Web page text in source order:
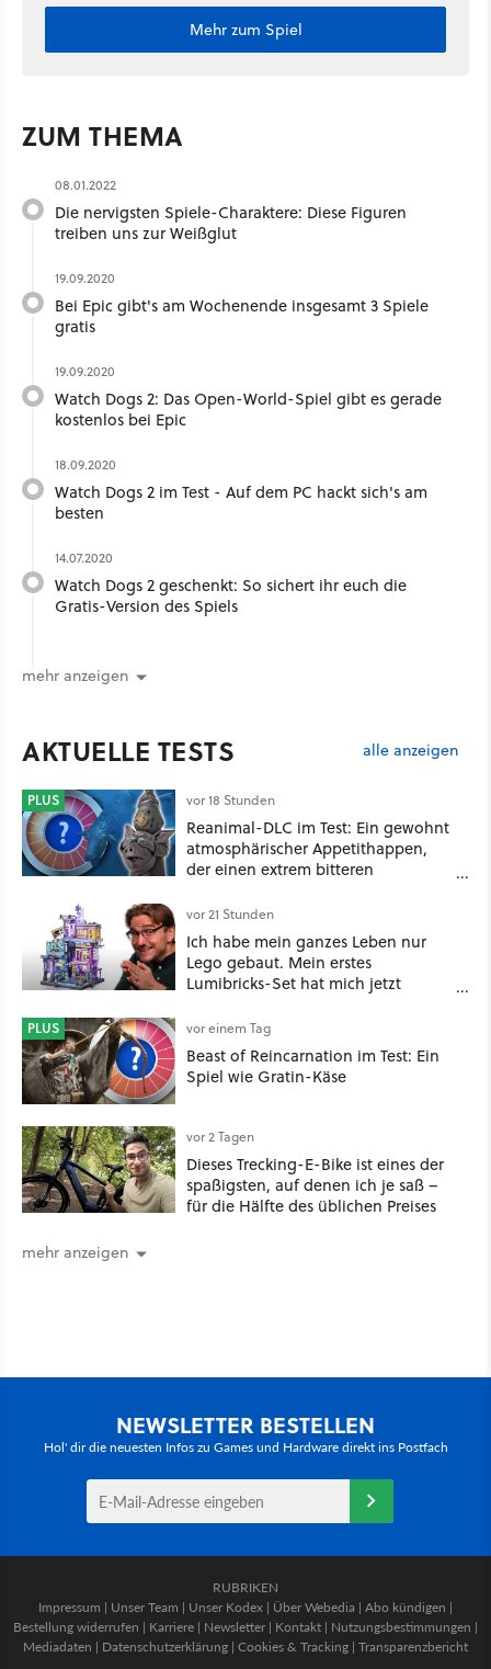
Mehr zum Spiel
ZUM THEMA
08.01.2022
Die nervigsten Spiele-Charaktere: Diese Figuren
treiben uns zur Weißglut
19.09.2020
Bei Epic gibt's am Wochenende insgesamt 3 Spiele
gratis
19.09.2020
Watch Dogs 2: Das Open-World-Spiel gibt es gerade
kostenlos bei Epic
18.09.2020
Watch Dogs 2 im Test - Auf dem PC hackt sich's am
besten
14.07.2020
Watch Dogs 2 geschenkt: So sichert ihr euch die
Gratis-Version des Spiels
mehr anzeigen
AKTUELLE TESTS alle anzeigen
PLUS vor 18 Stunden
Reanimal-DLC im Test: Ein gewohnt
atmosphärischer Appetithappen,
der einen extrem bitteren
vor 21 Stunden
Ich habe mein ganzes Leben nur
Lego gebaut. Mein erstes
Lumibricks-Set hat mich jetzt
Stack im Test
PLUS vor einem Tag
Beast of Reincarnation im Test: Ein
Spiel wie Gratin-Käse
vor 2 Tagen
Dieses Trecking-E-Bike ist eines der
spaßigsten, auf denen ich je saß –
für die Hälfte des üblichen Preises
mehr anzeigen
NEWSLETTER BESTELLEN
Hol' dir die neuesten Infos zu Games und Hardware direkt ins Postfach
RUBRIKEN
Impressum | Unser Team | Unser Kodex | Über Webedia | Abo kündigen |
Bestellung widerrufen | Karriere | Newsletter | Kontakt | Nutzungsbestimmungen |
Mediadaten | Datenschutzerklärung | Cookies & Tracking | Transparenzbericht